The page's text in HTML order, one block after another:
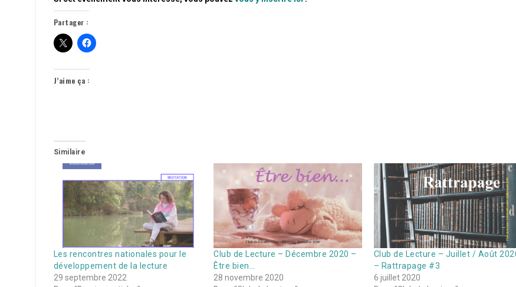
Partager :
J’aime ça :
Similaire
Les rencontres nationales pour le
développement de la lecture
29 septembre 2022
Club de Lecture – Décembre 2020 –
Être bien…
28 novembre 2020
Club de Lecture – Juillet / Août
– Rattrapage #3
6 juillet 2020